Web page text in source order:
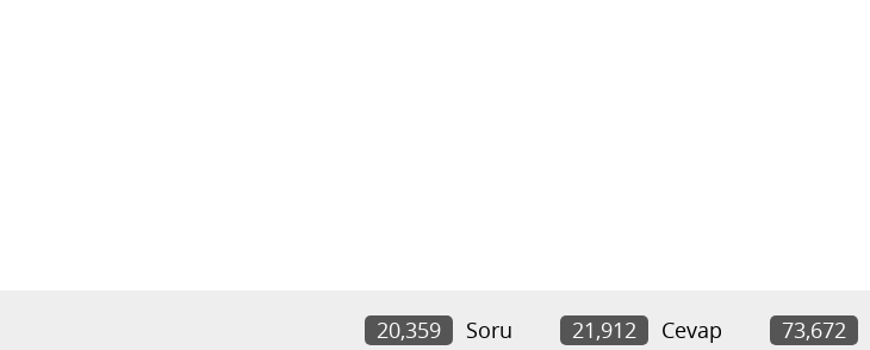
20,359 Soru 21,912 Cevap 73,672